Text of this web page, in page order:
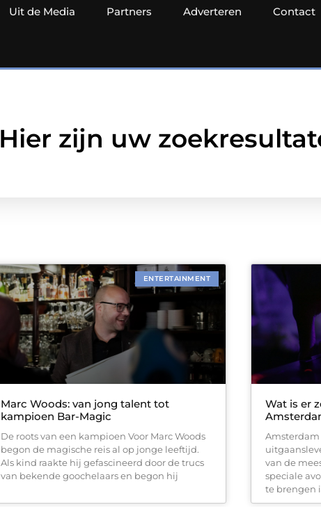
Uit de Media Partners Adverteren Contact
Hier zijn uw
ENTERTAINMENT
Marc Woods: van jong talent tot
kampioen Bar-Magic
De roots van een kampioen Voor Marc Woods
begon de magische reis al op jonge leeftijd.
Als kind raakte hij gefascineerd door de trucs
van bekende goochelaars en begon hij
Wat is er
van de
speciale
te brengen